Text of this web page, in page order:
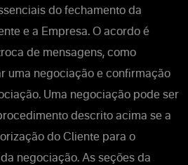
do fechamento da
e a Empresa. O acordo é
de mensagens, como
uma negociação e confirmação
Uma negociação pode ser
descrito acima se a
do Cliente para o
negociação. As seções da